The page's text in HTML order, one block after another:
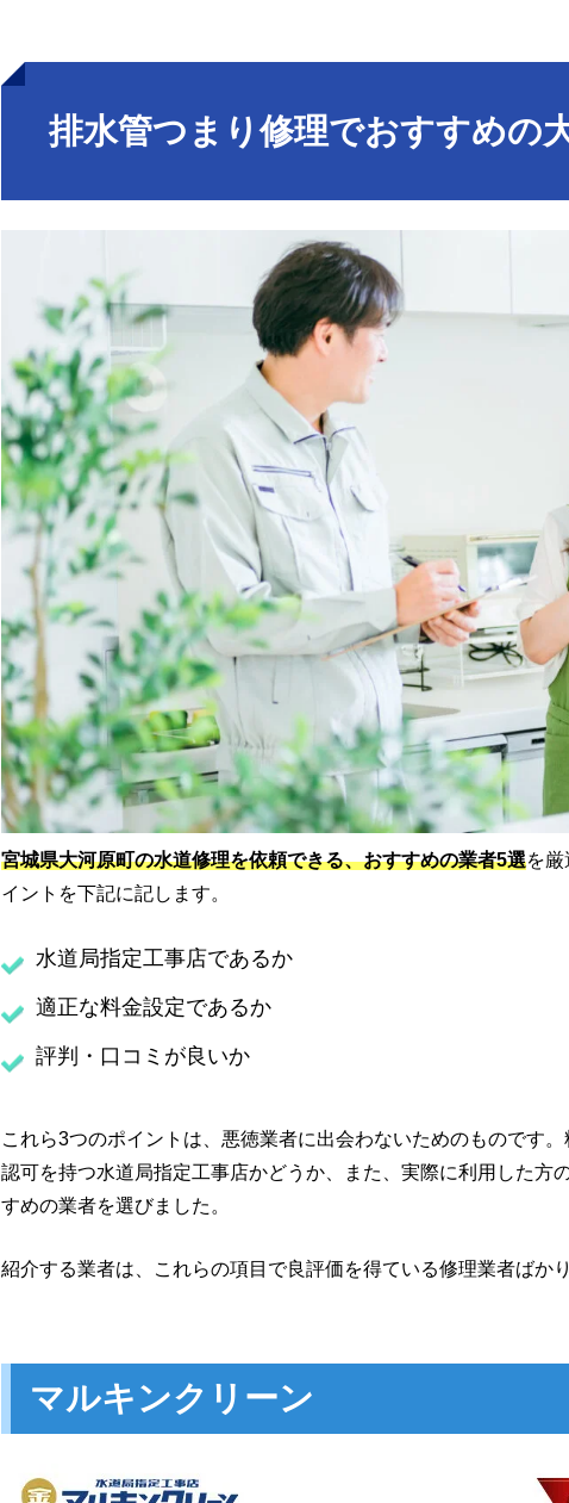
排水管つまり修理でおすすめの
宮城県大河原町の水道修理を依頼できる、おすすめの業者5選を
イントを下記に記します。
水道局指定工事店であるか
適正な料金設定であるか
評判・口コミが良いか
これら3つのポイントは、悪徳業者に出会わないためのものです
認可を持つ水道局指定工事店かどうか、また、実際に利用した方
すめの業者を選びました。
紹介する業者は、これらの項目で良評価を得ている修理業者ばか
マルキンクリーン